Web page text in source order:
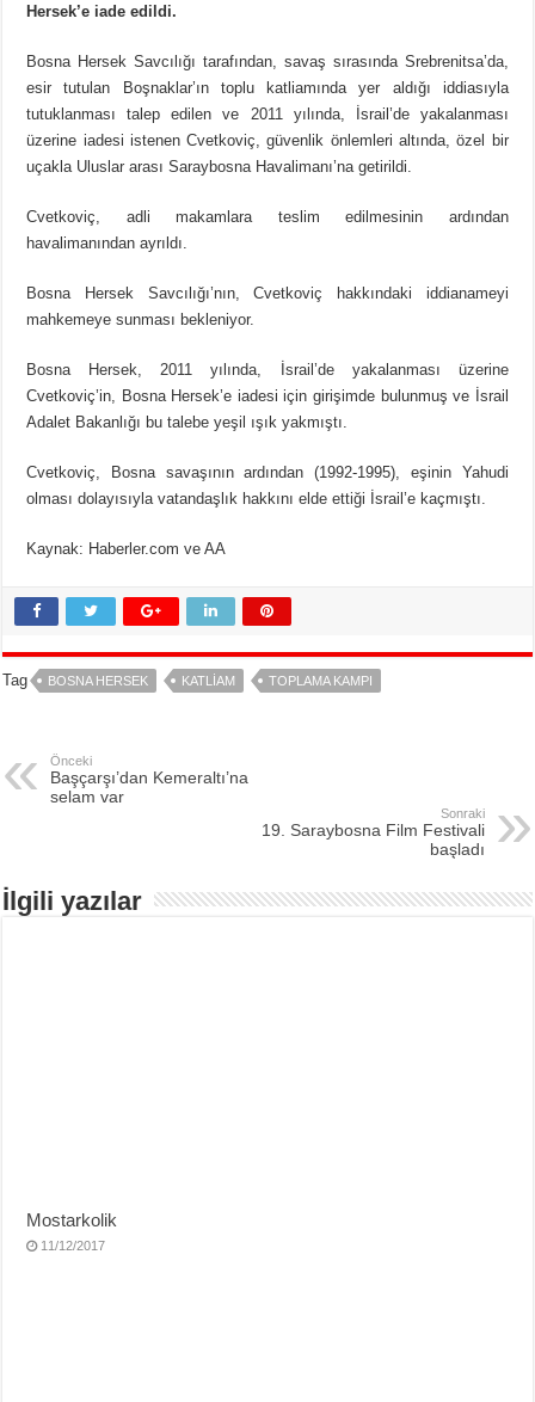
Hersek’e iade edildi.
Bosna Hersek Savcılığı tarafından, savaş sırasında Srebrenitsa’da,
esir tutulan Boşnaklar’ın toplu katliamında yer aldığı iddiasıyla
tutuklanması talep edilen ve 2011 yılında, İsrail’de yakalanması
üzerine iadesi istenen Cvetkoviç, güvenlik önlemleri altında, özel bir
uçakla Uluslar arası Saraybosna Havalimanı’na getirildi.
Cvetkoviç, adli makamlara teslim edilmesinin ardından
havalimanından ayrıldı.
Bosna Hersek Savcılığı’nın, Cvetkoviç hakkındaki iddianameyi
mahkemeye sunması bekleniyor.
Bosna Hersek, 2011 yılında, İsrail’de yakalanması üzerine
Cvetkoviç’in, Bosna Hersek’e iadesi için girişimde bulunmuş ve İsrail
Adalet Bakanlığı bu talebe yeşil ışık yakmıştı.
Cvetkoviç, Bosna savaşının ardından (1992-1995), eşinin Yahudi
olması dolayısıyla vatandaşlık hakkını elde ettiği İsrail’e kaçmıştı.
Kaynak: Haberler.com ve AA
Tag BOSNA HERSEK KATLIAM TOPLAMA KAMPI
Önceki
Başçarşı’dan Kemeraltı’na
selam var
Sonraki
19. Saraybosna Film Festivali
başladı
İlgili yazılar
Mostarkolik
11/12/2017